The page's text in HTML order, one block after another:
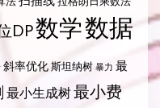
DP数学数据
斜率优化斯坦纳树 暴力 最
最小生成树最小费